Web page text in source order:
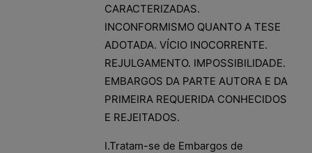
CARACTERIZADAS.
INCONFORMISMO QUANTO A TESE
ADOTADA. VÍCIO INOCORRENTE.
REJULGAMENTO. IMPOSSIBILIDADE.
EMBARGOS DA PARTE AUTORA E DA
PRIMEIRA REQUERIDA CONHECIDOS
E REJEITADOS.
I.Tratam-se de Embargos de